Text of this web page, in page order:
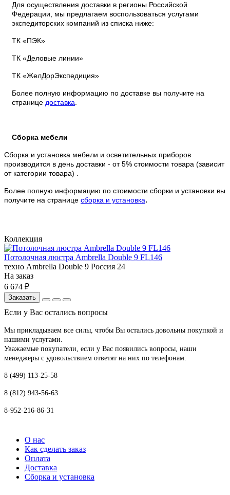
Для осуществления доставки в регионы Российской
Федерации, мы предлагаем воспользоваться услугами
экспедиторских компаний из списка ниже:
ТК «ПЭК»
ТК «Деловые линии»
ТК «ЖелДорЭкспедиция»
Более полную информацию по доставке вы получите на
странице доставка.
Сборка мебели
Сборка и установка мебели и осветительных приборов
производится в день доставки - от 5% стоимости товара (зависит
от категории товара) .
Более полную информацию по стоимости сборки и установки вы
получите на странице сборка и установка.
Коллекция
Потолочная люстра Ambrella Double 9 FL146
техно Ambrella Double 9 Россия 24
На заказ
6 674 ₽
Заказать
Если у Вас остались вопросы
Мы прикладываем все силы, чтобы Вы остались довольны покупкой и
нашими услугами.
Уважаемые покупатели, если у Вас появились вопросы, наши
менеджеры с удовольствием ответят на них по телефонам:
8 (499) 113-25-58
8 (812) 943-56-63
8-952-216-86-31
О нас
Как сделать заказ
Оплата
Доставка
Сборка и установка